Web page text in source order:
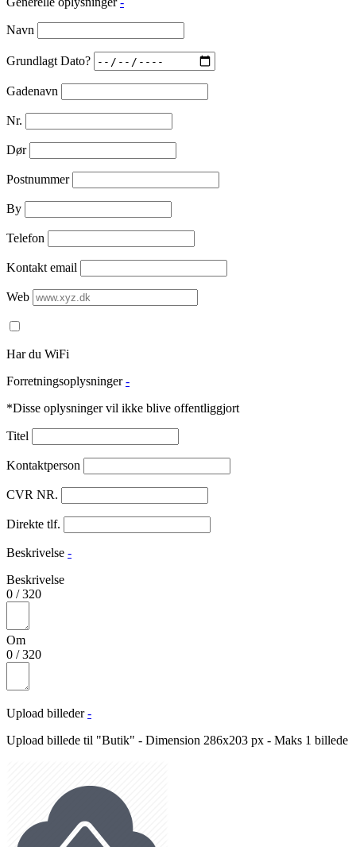
Navn
Grundlagt Dato?
Gadenavn
Nr.
Dør
Postnummer
By
Telefon
Kontakt email
Web
Har du WiFi
Forretningsoplysninger -
*Disse oplysninger vil ikke blive offentliggjort
Titel
Kontaktperson
CVR NR.
Direkte tlf.
Beskrivelse -
Beskrivelse
0 /320
Om
0 /320
Upload billeder -
Upload billede til "Butik" - Dimension 286x203 px - Maks 1 billede